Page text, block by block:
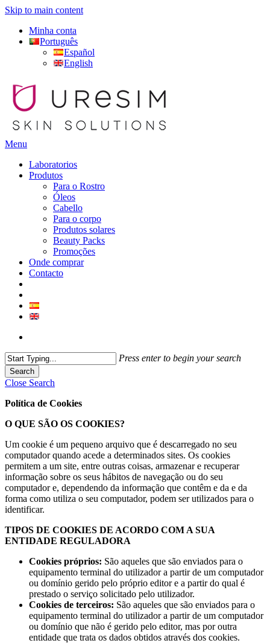
Skip to main content
Minha conta
Português
Español
English
Menu
Laboratorios
Produtos
Para o Rostro
Óleos
Cabello
Para o corpo
Produtos solares
Beauty Packs
Promoções
Onde comprar
Contacto
Press enter to begin your search
Search
Close Search
Política de Cookies
O QUE SÃO OS COOKIES?
Um cookie é um pequeno arquivo que é descarregado no seu
computador quando acede a determinados sites. Os cookies
permitem a um site, entre outras coisas, armazenar e recuperar
informação sobre os seus hábitos de navegação ou do seu
computador e, dependendo da informação que contêm e da e da
forma como utiliza o seu computador, podem ser utilizados para o
identificar.
TIPOS DE COOKIES DE ACORDO COM A SUA
ENTIDADE REGULADORA
Cookies próprios: São aqueles que são enviados para o
equipamento terminal do utilizador a partir de um computador
ou domínio gerido pelo próprio editor e a partir do qual é
prestado o serviço solicitado pelo utilizador.
Cookies de terceiros: São aqueles que são enviados para o
equipamento terminal do utilizador a partir de um computador
ou domínio que não é gerido pelo editor, mas por outra
entidade que trata os dados obtidos através dos cookies.